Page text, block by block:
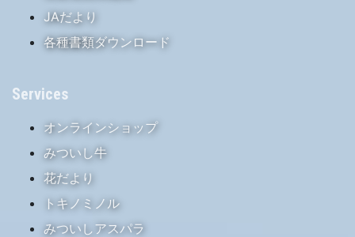
JAだより
各種書類ダウンロード
Services
オンラインショップ
みついし牛
花だより
トキノミノル
みついしアスパラ